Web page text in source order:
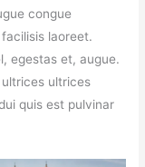
congue
laoreet.
egestas et, augue.
ultrices
quis est pulvinar